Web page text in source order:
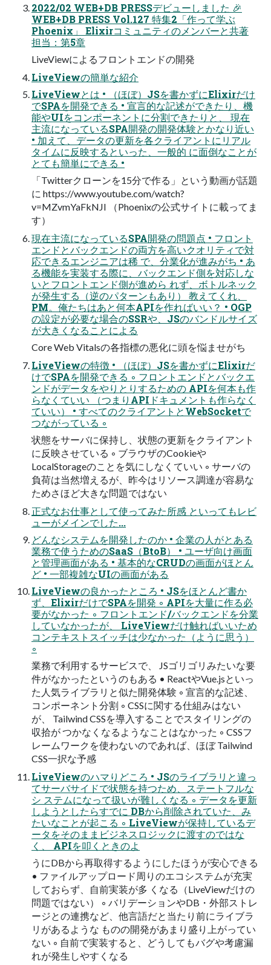
2022/02 WEB+DB PRESSデビューしました 🎉
WEB+DB PRESS Vol.127 特集2「作って学ぶ
Phoenix」 Elixirコミュニティのメンバーと共著
担当：第5章
LiveViewによるフロントエンドの開発
LiveViewの簡単な紹介
LiveViewとは • （ほぼ）JSを書かずにElixirだけ
でSPAを開発できる • 宣言的な記述ができたり、機
能やUIをコンポーネントに分割できたりと、 現在
主流になっているSPA開発の開発体験とかなり近い
• 加えて、データの更新を各クライアントにリアル
タイムに反映するといった、一般的 に面倒なことが
とても簡単にできる •
「Twitterクローンを15分で作る」という動画が話題
に https://www.youtube.com/watch?
v=MZvmYaFkNJI （Phoenixの公式サイトに載ってま
す）
現在主流になっているSPA開発の問題点 • フロント
エンドとバックエンドの両方を高いクオリティで対
応できるエンジニアは稀 で、分業化が進みがち • あ
る機能を実装する際に、バックエンド側を対応しな
いとフロントエンド側が進めら れず、ボトルネック
が発生する（逆のパターンもあり） 教えてくれ、
PM。俺たちはあと何本APIを作ればいい？ • OGP
の設定が必要な場合のSSRや、JSのバンドルサイズ
が大きくなることによる
Core Web Vitalsの各指標の悪化に頭を悩ませがち
LiveViewの特徴 • （ほぼ）JSを書かずにElixirだ
けでSPAを開発できる ◦ フロントエンドとバックエ
ンドがデータをやりとりするための APIを何本も作
らなくていい （つまりAPIドキュメントも作らなく
ていい） • すべてのクライアントとWebSocketで
つながっている ◦
状態をサーバに保持し、状態の更新をクライアント
に反映させている ◦ ブラウザのCookieや
LocalStorageのことを気にしなくていい ◦ サーバの
負荷は当然増えるが、昨今はリソース調達が容易な
ためさほど大きな問題ではない
正式なお仕事として使ってみた所感 といってもレビ
ューがメインでした...
どんなシステムを開発したのか • 企業の人がとある
業務で使うためのSaaS（BtoB） • ユーザ向け画面
と管理画面がある • 基本的なCRUDの画面がほとん
ど • 一部複雑なUIの画面がある
LiveViewの良かったところ • JSをほとんど書か
ず、ElixirだけでSPAを開発 ◦ APIを大量に作る必
要がなかった ◦ フロントエンド/バックエンドを分業
していなかったが、 LiveViewだけ触ればいいため
コンテキストスイッチは少なかった（ように思う）
◦
業務で利用するサービスで、 JSゴリゴリみたいな要
件がなかったというのもある • ReactやVue.jsといっ
た人気ライブラリと似た開発体験 ◦ 宣言的な記述、
コンポーネント分割 ◦ CSSに関する仕組みはない
が、 Tailwind CSSを導入することでスタイリングの
収拾が つかなくなるようなことはなかった ◦ CSSフ
レームワークを使わないのであれば、ほぼ Tailwind
CSS一択な予感
LiveViewのハマりどころ • JSのライブラリと違っ
てサーバサイドで状態を持つため、ステートフルな
シ ステムになって扱いが難しくなる ◦ データを更新
しようとしたらすでに DBから削除されていた、み
たいなことが起こる ◦ LiveViewが保持しているデ
ータをそのままビジネスロジックに渡すのではな
く、 APIを叩くときのよ
うにDBから再取得するようにしたほうが安心できる
• ファイルアップロード周りのエコシステムが充実
しておらず、自前実装が多 くなる（LiveViewだけの
問題ではない） ◦ バリデーションやDB・外部ストレ
ージとの連携など、他言語だと当たり前にライブラ
リがあるような ものの開発があまり盛り上がってい
ない ◦ 自前で実装すると、どうしてもバグや考慮漏
れが発生しやすくなる